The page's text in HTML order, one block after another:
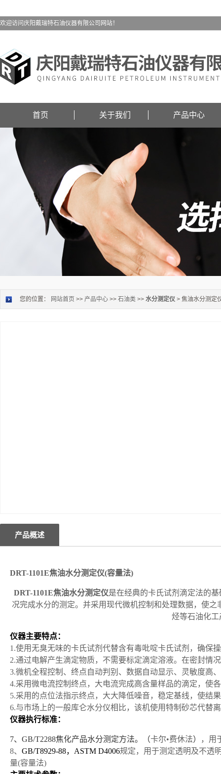
欢迎访问庆阳戴瑞特石油仪器有限公司网站！
首页 关于我们 产品中心
您的位置： 网站首页 >> 产品中心 >> 石油类 >> 水分测定仪 > 焦油水分测定
产品概述
DRT-1101E焦油水分测定仪(容量法)
DRT-1101E焦油水分测定仪是在经典的卡氏试剂滴定法的
况完成水分的测定。并采用现代微机控制和处理数据，使
烃等石油化
仪器主要特点：
1.使用无臭无味的卡氏试剂代替含有毒吡啶卡氏试剂，确保
2.通过电解产生滴定物质，不需要标定滴定溶液。在密封情
3.微机全程控制、终点自动判别、数据自动显示、灵敏度高
4.采用微电流控制终点，大电流完成高含量样品的滴定，使
5.采用的点位法指示终点，大大降低噪音，稳定基线，使结
6.与市场上的一般库仑水分仪相比，该机使用特制砂芯代替
仪器执行标准：
7、GB/T2288焦化产品水分测定方法。（卡尔•费休法）
，用
8、 GB/T8929-88，ASTM D4006规定 ，用于测定透明及不透
量(容量法)